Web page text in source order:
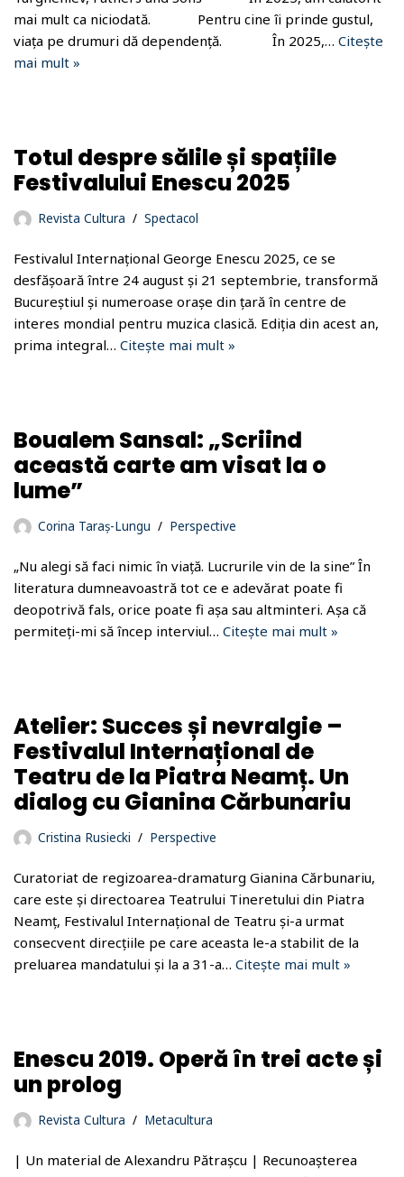
mai mult ca niciodată. Pentru cine îi prinde gustul,
viața pe drumuri dă dependență. În 2025,… Citește
mai mult »
Totul despre sălile și spațiile
Festivalului Enescu 2025
Revista Cultura Spectacol
Festivalul Internațional George Enescu 2025, ce se
desfășoară între 24 august și 21 septembrie, transformă
Bucureștiul și numeroase orașe din țară în centre de
interes mondial pentru muzica clasică. Ediția din acest an,
prima integral… Citește mai mult »
Boualem Sansal: „Scriind
această carte am visat la o
lume”
Corina Taraș-Lungu Perspective
„Nu alegi să faci nimic în viață. Lucrurile vin de la sine” În
literatura dumneavoastră tot ce e adevărat poate fi
deopotrivă fals, orice poate fi așa sau altminteri. Așa că
permiteți-mi să încep interviul… Citește mai mult »
Atelier: Succes și nevralgie –
Festivalul Internațional de
Teatru de la Piatra Neamț. Un
dialog cu Gianina Cărbunariu
Cristina Rusiecki Perspective
Curatoriat de regizoarea-dramaturg Gianina Cărbunariu,
care este și directoarea Teatrului Tineretului din Piatra
Neamț, Festivalul Internațional de Teatru și-a urmat
consecvent direcțiile pe care aceasta le-a stabilit de la
preluarea mandatului și la a 31-a… Citește mai mult »
Enescu 2019. Operă în trei acte și
un prolog
Revista Cultura Metacultura
| Un material de Alexandru Pătrașcu | Recunoașterea